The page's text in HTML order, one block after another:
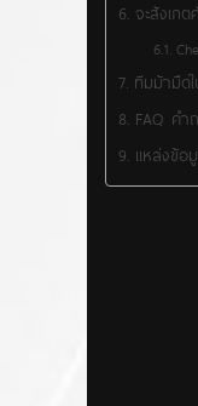
จะสังเก
ทีมม้ามืด
FAQ ค
แหล่งข้อ